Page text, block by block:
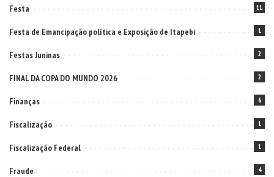
Festa 11
Festa de Emancipação política e Exposição de Itapebi 1
Festas Juninas 2
FINAL DA COPA DO MUNDO 2026 2
Finanças 6
Fiscalização 1
Fiscalização Federal 1
Fraude 4